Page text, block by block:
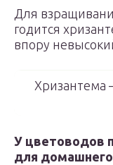
Для
годится
впору
Хризантема
У цветоводов
для